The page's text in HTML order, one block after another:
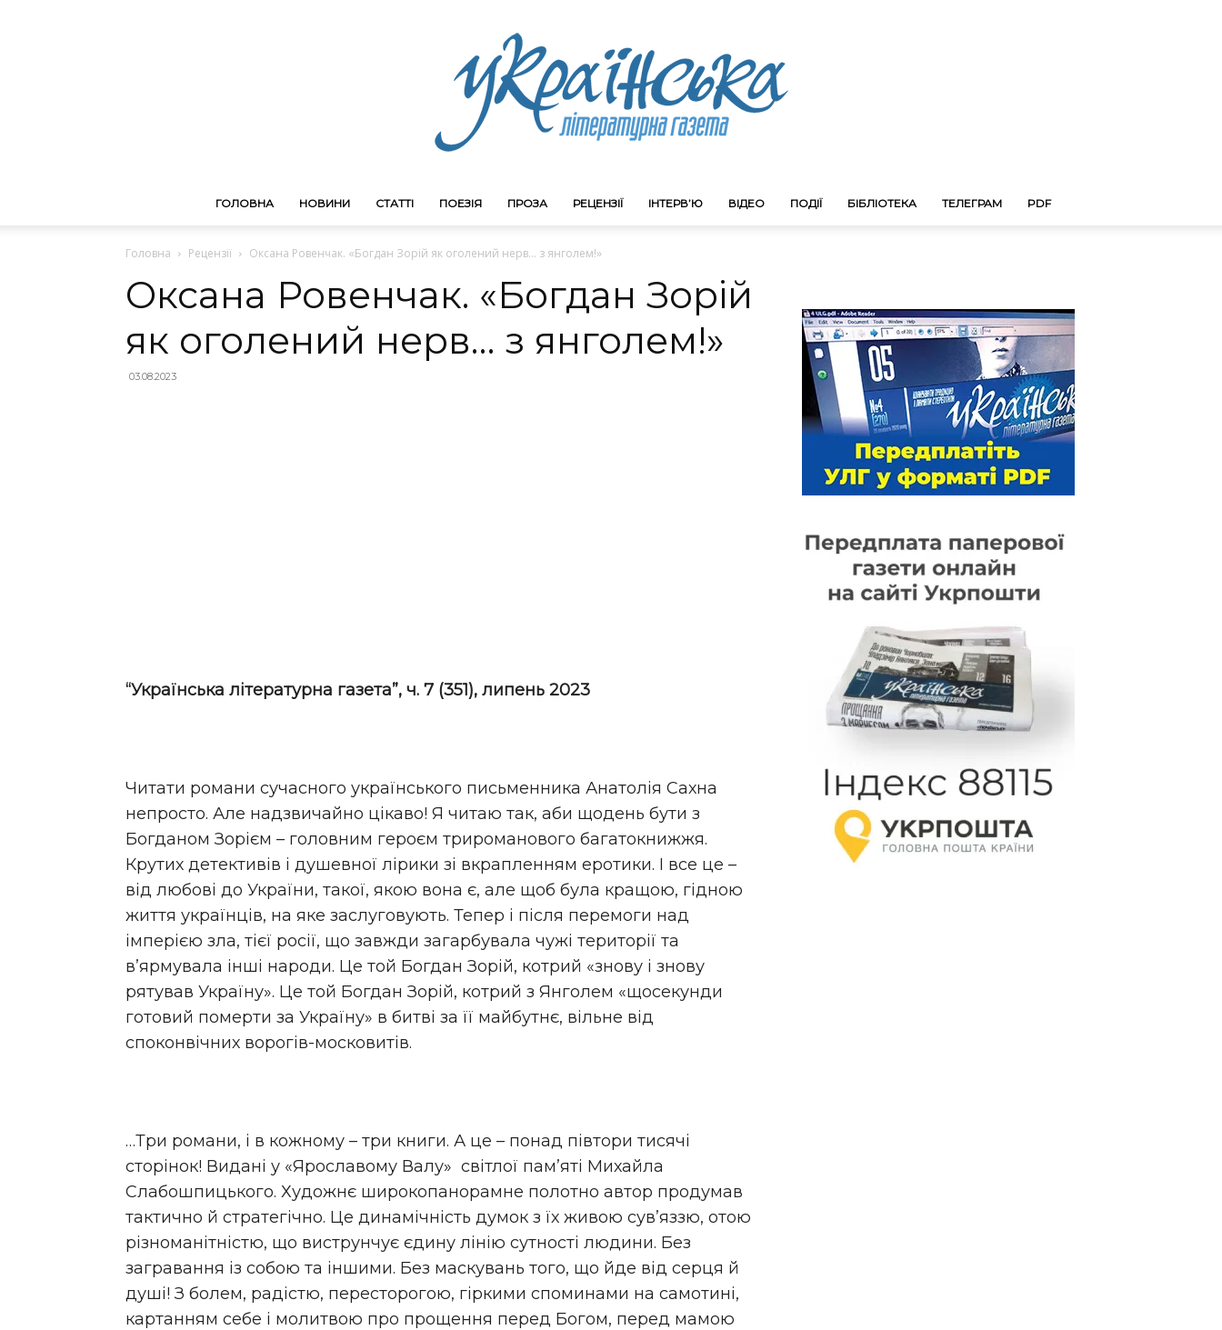
ГОЛОВНА НОВИНИ СТАТТІ ПОЕЗІЯ ПРОЗА РЕЦЕНЗІЇ ІНТЕРВ’Ю ВІДЕО ПОДІЇ БІБЛІОТЕКА ТЕЛЕГРАМ PDF
Головна Рецензії Оксана Ровенчак. «Богдан Зорій як оголений нерв… з янголем!»
Оксана Ровенчак. «Богдан Зорій
як оголений нерв… з янголем!»
03.08.2023
“Українська літературна газета”, ч. 7 (351), липень 2023
Читати романи сучасного українського письменника Анатолія Сахна
непросто. Але надзвичайно цікаво! Я читаю так, аби щодень бути з
Богданом Зорієм – головним героєм трироманового багатокнижжя.
Крутих детективів і душевної лірики зі вкрапленням еротики. І все це –
від любові до України, такої, якою вона є, але щоб була кращою, гідною
життя українців, на яке заслуговують. Тепер і після перемоги над
імперією зла, тієї росії, що завжди загарбувала чужі території та
в’ярмувала інші народи. Це той Богдан Зорій, котрий «знову і знову
рятував Україну». Це той Богдан Зорій, котрий з Янголем «щосекунди
готовий померти за Україну» в битві за її майбутнє, вільне від
споконвічних ворогів-московитів.
…Три романи, і в кожному – три книги. А це – понад півтори тисячі
сторінок! Видані у «Ярославому Валу» світлої пам’яті Михайла
Слабошпицького. Художнє широкопанорамне полотно автор продумав
тактично й стратегічно. Це динамічність думок з їх живою сув’яззю, отою
різноманітністю, що виструнчує єдину лінію сутності людини. Без
загравання із собою та іншими. Без маскувань того, що йде від серця й
душі! З болем, радістю, пересторогою, гіркими споминами на самотині,
картанням себе і молитвою про прощення перед Богом, перед мамою